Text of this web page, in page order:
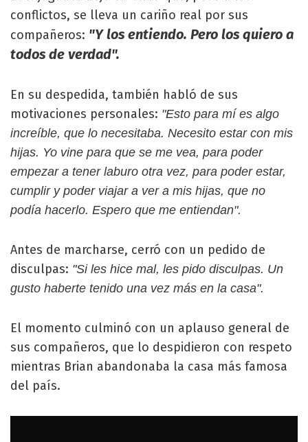
conflictos, se lleva un cariño real por sus
compañeros: "Y los entiendo. Pero los quiero a
todos de verdad".
En su despedida, también habló de sus
motivaciones personales: "Esto para mí es algo
increíble, que lo necesitaba. Necesito estar con mis
hijas. Yo vine para que se me vea, para poder
empezar a tener laburo otra vez, para poder estar,
cumplir y poder viajar a ver a mis hijas, que no
podía hacerlo. Espero que me entiendan".
Antes de marcharse, cerró con un pedido de
disculpas: "Si les hice mal, les pido disculpas. Un
gusto haberte tenido una vez más en la casa".
El momento culminó con un aplauso general de
sus compañeros, que lo despidieron con respeto
mientras Brian abandonaba la casa más famosa
del país.